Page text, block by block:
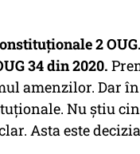
2
34 din 2020.
amenzilor. Dar în
Nu ştiu
Asta este